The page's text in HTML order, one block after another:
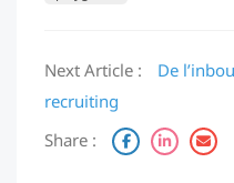
Next Article :
De
recruiting
Share :